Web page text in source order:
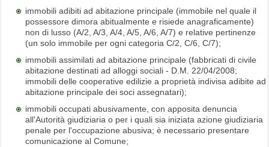
immobili adibiti ad abitazione principale (immobile nel quale il
possessore dimora abitualmente e risiede anagraficamente)
non di lusso (A/2, A/3, A/4, A/5, A/6, A/7) e relative pertinenze
(un solo immobile per ogni categoria C/2, C/6, C/7);
immobili assimilati ad abitazione principale (fabbricati di civile
abitazione destinati ad alloggi sociali - D.M. 22/04/2008;
immobili delle cooperative edilizie a proprietà indivisa adibite ad
abitazione principale dei soci assegnatari);
immobili occupati abusivamente, con apposita denuncia
all'Autorità giudiziaria o per i quali sia iniziata azione giudiziaria
penale per l'occupazione abusiva; è necessario presentare
comunicazione al Comune;